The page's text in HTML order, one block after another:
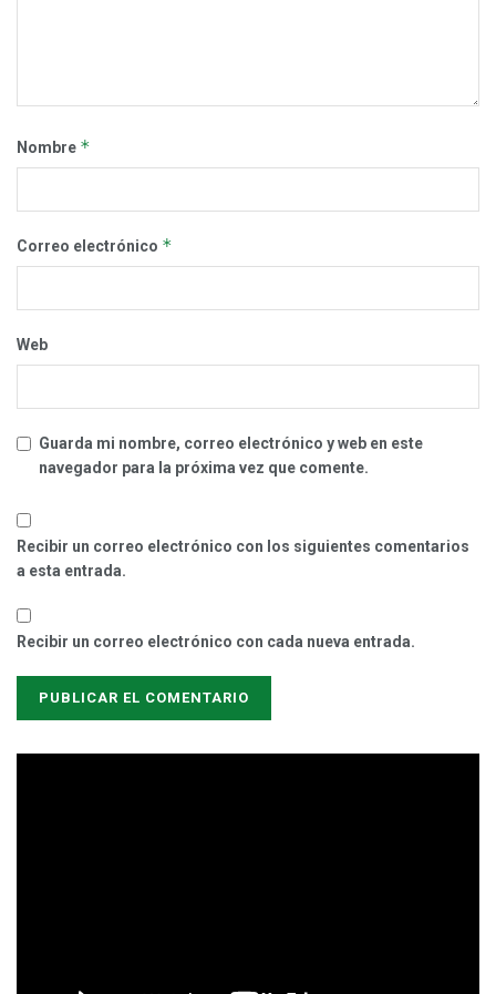
Nombre *
Correo electrónico *
Web
Guarda mi nombre, correo electrónico y web en este
navegador para la próxima vez que comente.
Recibir un correo electrónico con los siguientes comentarios
a esta entrada.
Recibir un correo electrónico con cada nueva entrada.